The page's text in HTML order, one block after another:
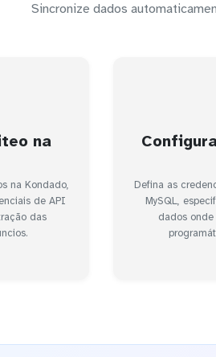
Sincronize dados
na
na Kondado,
de API
das
Defina as
MySQL,
dados